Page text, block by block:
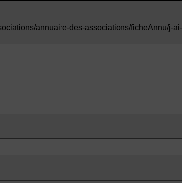
annuaire-des-associations/ficheAnnu/j-